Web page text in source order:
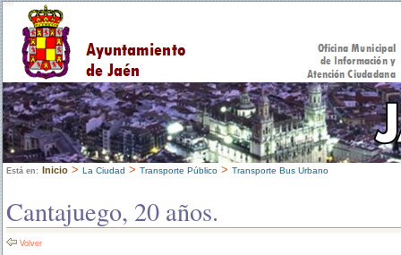
Está en: Inicio > La Ciudad > Transporte Público > Transporte Bus Urbano
Cantajuego, 20 años.
Volver